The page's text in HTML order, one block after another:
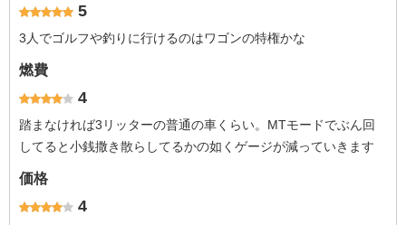
5
3人でゴルフや釣りに行けるのはワゴンの特権かな
燃費
4
踏まなければ3リッターの普通の車くらい。MTモードでぶん回
してると小銭撒き散らしてるかの如くゲージが減っていきます
価格
4